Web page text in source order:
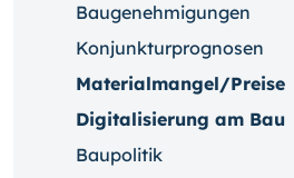
Baugenehmigungen
Konjunkturprognosen
Materialmangel/Preise
Digitalisierung am Bau
Baupolitik